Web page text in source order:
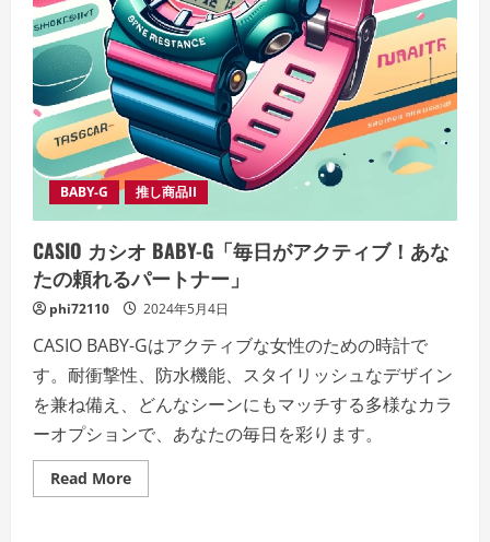
BABY-G 推し商品II
CASIO カシオ BABY-G「毎日がアクティブ！あな
たの頼れるパートナー」
phi72110 2024年5月4日
CASIO BABY-Gはアクティブな女性のための時計で
す。耐衝撃性、防水機能、スタイリッシュなデザイン
を兼ね備え、どんなシーンにもマッチする多様なカラ
ーオプションで、あなたの毎日を彩ります。
Read MoreRead
more